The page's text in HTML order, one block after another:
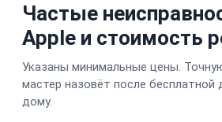
Частые
Apple и стоимость
Указаны минимальные цены.
мастер назовёт после бесплатной
дому.